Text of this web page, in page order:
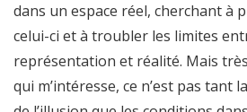
dans un espace réel, cherchant à
celui-ci et à troubler les limites
représentation et réalité. Mais
qui m’intéresse, ce n’est pas tant